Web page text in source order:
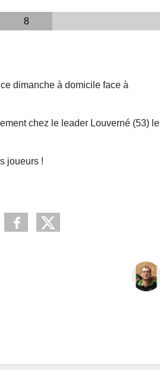
8
dimanche à domicile face à
chez le leader Louverné (53) le
joueurs !